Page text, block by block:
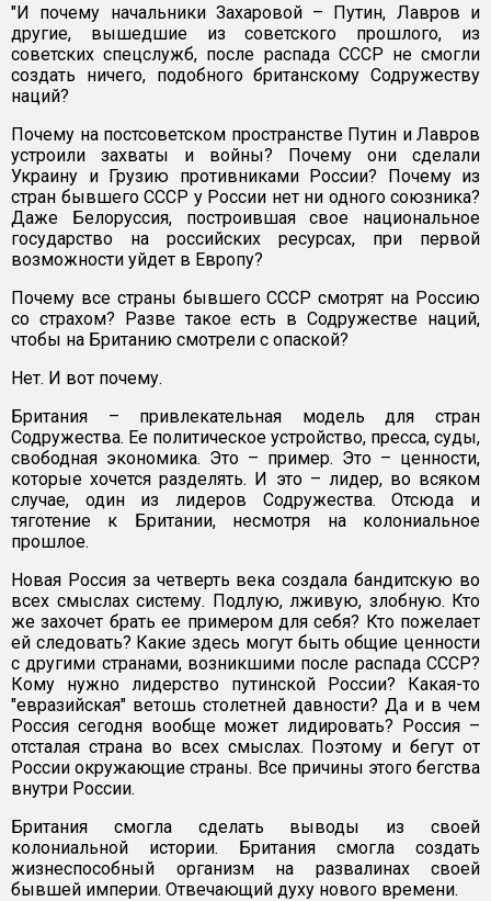
"И почему начальники Захаровой – Путин, Лавров и
другие, вышедшие из советского прошлого, из
советских спецслужб, после распада СССР не смогли
создать ничего, подобного британскому Содружеству
наций?
Почему на постсоветском пространстве Путин и Лавров
устроили захваты и войны? Почему они сделали
Украину и Грузию противниками России? Почему из
стран бывшего СССР у России нет ни одного союзника?
Даже Белоруссия, построившая свое национальное
государство на российских ресурсах, при первой
возможности уйдет в Европу?
Почему все страны бывшего СССР смотрят на Россию
со страхом? Разве такое есть в Содружестве наций,
чтобы на Британию смотрели с опаской?
Нет. И вот почему.
Британия – привлекательная модель для стран
Содружества. Ее политическое устройство, пресса, суды,
свободная экономика. Это – пример. Это – ценности,
которые хочется разделять. И это – лидер, во всяком
случае, один из лидеров Содружества. Отсюда и
тяготение к Британии, несмотря на колониальное
прошлое.
Новая Россия за четверть века создала бандитскую во
всех смыслах систему. Подлую, лживую, злобную. Кто
же захочет брать ее примером для себя? Кто пожелает
ей следовать? Какие здесь могут быть общие ценности
с другими странами, возникшими после распада СССР?
Кому нужно лидерство путинской России? Какая-то
"евразийская" ветошь столетней давности? Да и в чем
Россия сегодня вообще может лидировать? Россия –
отсталая страна во всех смыслах. Поэтому и бегут от
России окружающие страны. Все причины этого бегства
внутри России.
Британия смогла сделать выводы из своей
колониальной истории. Британия смогла создать
жизнеспособный организм на развалинах своей
бывшей империи. Отвечающий духу нового времени.